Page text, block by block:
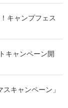
キャンプフェス
キャンペーン開
キャンペーン」